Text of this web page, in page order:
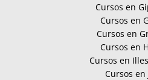
Cursos en
Cursos en
Cursos en
Cursos en
Cursos en
Cursos en